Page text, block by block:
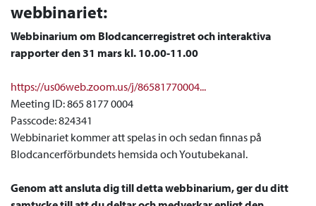
webbinariet:
Webbinarium om Blodcancerregistret och interaktiva
rapporter den 31 mars kl. 10.00-11.00
https://us06web.zoom.us/j/86581770004...
Meeting ID: 865 8177 0004
Passcode: 824341
Webbinariet kommer att spelas in och sedan finnas på
Blodcancerförbundets hemsida och Youtubekanal.
Genom att ansluta dig till detta webbinarium, ger du ditt